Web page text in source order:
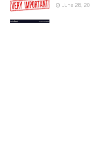
June 28,